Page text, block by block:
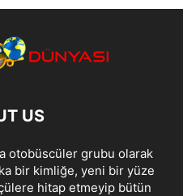
US
otobüscüler grubu olarak
bir kimliğe, yeni bir yüze
hitap etmeyip bütün